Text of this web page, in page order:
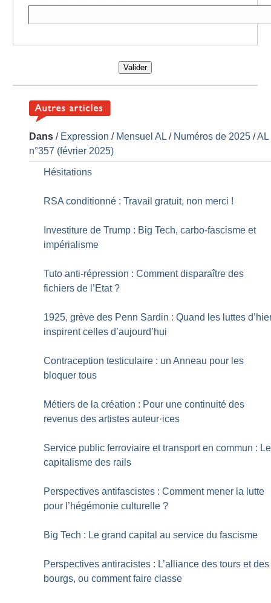
Valider
Dans / Expression / Mensuel AL / Numéros de 2025 /AL
n°357 (février 2025)
Hésitations
RSA conditionné : Travail gratuit, non merci !
Investiture de Trump : Big Tech, carbo-fascisme et
impérialisme
Tuto anti-répression : Comment disparaître des
fichiers de l’Etat ?
1925, grève des Penn Sardin : Quand les luttes
inspirent celles d’aujourd’hui
Contraception testiculaire : un Anneau pour les
bloquer tous
Métiers de la création : Pour une continuité des
revenus des artistes auteur·ices
Service public ferroviaire et transport en commun : Le
capitalisme des rails
Perspectives antifascistes : Comment mener la lutte
pour l’hégémonie culturelle ?
Big Tech : Le grand capital au service du fascisme
Perspectives antiracistes : L’alliance des tours et des
bourgs, ou comment faire classe